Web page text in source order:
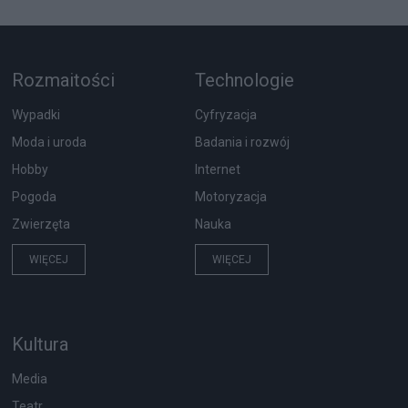
Rozmaitości
Wypadki
Moda i uroda
Hobby
Pogoda
Zwierzęta
WIĘCEJ
Technologie
Cyfryzacja
Badania i rozwój
Internet
Motoryzacja
Nauka
WIĘCEJ
Kultura
Media